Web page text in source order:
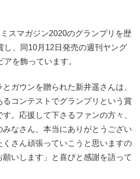
スマガジン2020のグランプリを歴
し、同10月12日発売の週刊ヤング
を飾っています。
ガウンを贈られた新井遥さんは、
るコンテストでグランプリという賞
。応援して下さるファンの方々、
なさん、本当にありがとうござい
くさん頑張っていこうと思いますの
いします」と喜びと感謝を語って